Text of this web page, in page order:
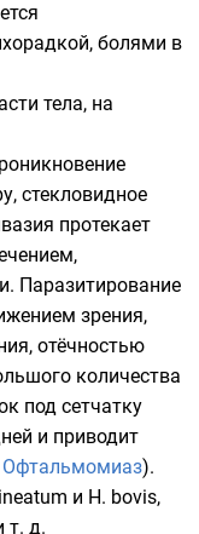
болями в
тела, на
стекловидное
протекает
Паразитирование
зрения,
отёчностью
количества
под сетчатку
и приводит
Офтальмомиаз).
и H. bovis,
т. д.